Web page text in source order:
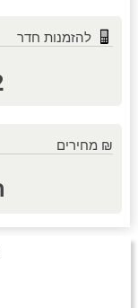
חדרים לפי שעה
חדרים לפי שעה
להזמנות חדר
₪ מחירים